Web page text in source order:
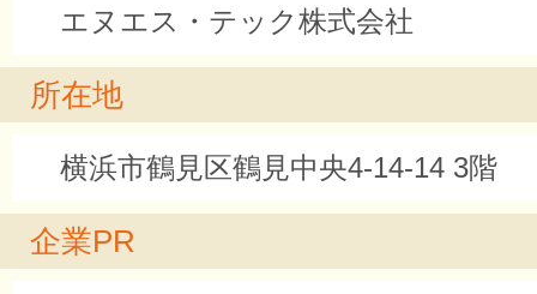
エヌエス・テック株式会社
所在地
横浜市鶴見区鶴見中央4-14-14 3階
企業PR